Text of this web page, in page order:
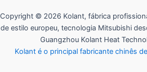
Copyright © 2026 Kolant, fábrica
de estilo europeu, tecnologia Mitsubishi
Guangzhou Kolant Heat
Kolant é o principal fabricante chinês